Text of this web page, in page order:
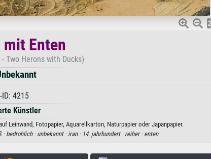
mit Enten
Two Herons with Ducks)
4215
Künstler
Leinwand, Fotopapier, Aquarellkarton, Naturpapier oder Japanpapier.
· bedrohlich · unbekannt · iran · 14. jahrhundert · reiher · enten